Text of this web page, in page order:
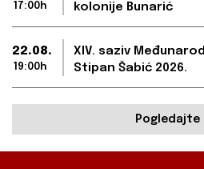
17:00h
kolonije Bunarić
22.08.
19:00h
XIV. saziv
Stipan Šabić 2026.
Pogledajte